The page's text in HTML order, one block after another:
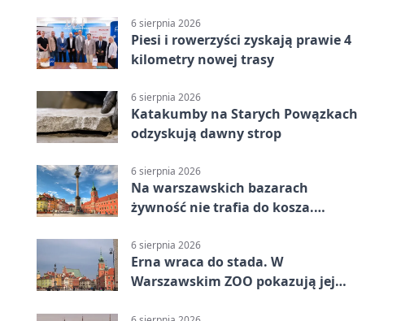
6 sierpnia 2026
Piesi i rowerzyści zyskają prawie 4
kilometry nowej trasy
6 sierpnia 2026
Katakumby na Starych Powązkach
odzyskują dawny strop
6 sierpnia 2026
Na warszawskich bazarach
żywność nie trafia do kosza.
6 sierpnia 2026
Erna wraca do stada. W
Warszawskim ZOO pokazują jej